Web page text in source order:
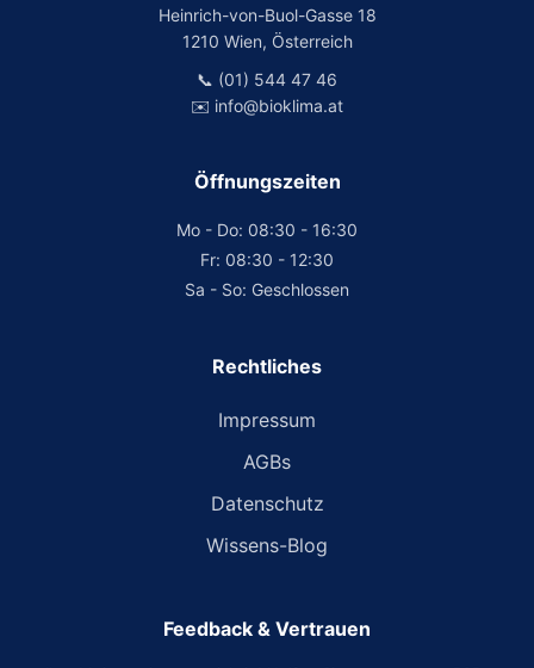
Heinrich-von-Buol-Gasse 18
1210 Wien, Österreich
📞 (01) 544 47 46
✉️ info@bioklima.at
Öffnungszeiten
Mo - Do: 08:30 - 16:30
Fr: 08:30 - 12:30
Sa - So: Geschlossen
Rechtliches
Impressum
AGBs
Datenschutz
Wissens-Blog
Feedback & Vertrauen